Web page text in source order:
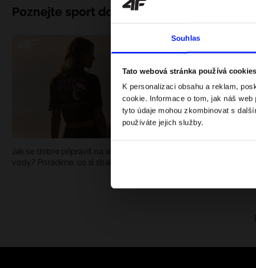
Souhlas
Tato webová stránka používá cookies
K personalizaci obsahu a reklam,
cookie. Informace o tom, jak náš
tyto údaje mohou zkombinovat s
používáte jejich služby.
Poznejte sport do hloubky
Jak se dobře připravit na aktivní den u
vody? Poradíme, co si sbalit
UFC - Co to je a jaké